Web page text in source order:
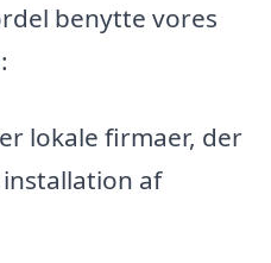
benytte vores
lokale firmaer, der
af